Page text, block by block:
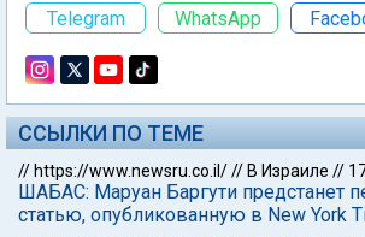
Telegram
WhatsApp
ССЫЛКИ ПО ТЕМЕ
// https://www.newsru.co.il/// В Израиле //
ШАБАС: Маруан Баргути предстанет
статью, опубликованную в New York